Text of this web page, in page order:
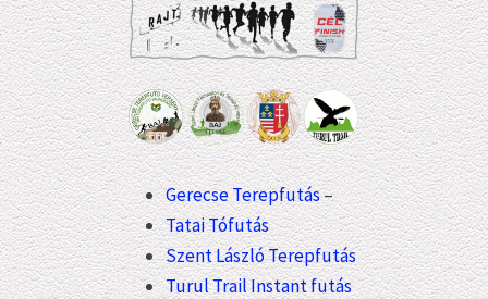
Gerecse Terepfutás–
Tatai Tófutás
Szent László Terepfutás
Turul Trail Instant futás